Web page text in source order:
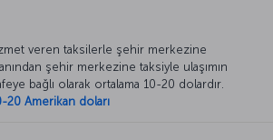
veren taksilerle şehir merkezine
şehir merkezine taksiyle ulaşımın
bağlı olarak ortalama 10-20 dolardır.
20 Amerikan doları